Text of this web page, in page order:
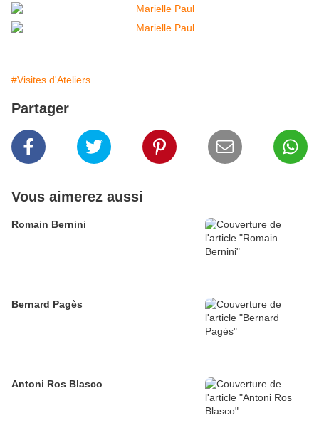
#Visites d'Ateliers
Partager
Vous aimerez aussi
Romain Bernini
Bernard Pagès
Antoni Ros Blasco